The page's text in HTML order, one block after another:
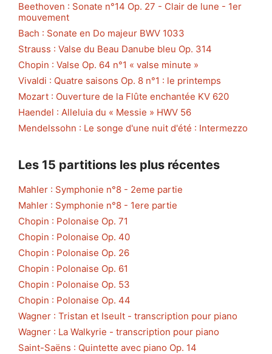
Beethoven : Sonate n°14 Op. 27 - Clair de lune - 1er
mouvement
Bach : Sonate en Do majeur BWV 1033
Strauss : Valse du Beau Danube bleu Op. 314
Chopin : Valse Op. 64 n°1 « valse minute »
Vivaldi : Quatre saisons Op. 8 n°1 : le printemps
Mozart : Ouverture de la Flûte enchantée KV 620
Haendel : Alleluia du « Messie » HWV 56
Mendelssohn : Le songe d'une nuit d'été : Intermezzo
Les 15 partitions les plus récentes
Mahler : Symphonie n°8 - 2eme partie
Mahler : Symphonie n°8 - 1ere partie
Chopin : Polonaise Op. 71
Chopin : Polonaise Op. 40
Chopin : Polonaise Op. 26
Chopin : Polonaise Op. 61
Chopin : Polonaise Op. 53
Chopin : Polonaise Op. 44
Wagner : Tristan et Iseult - transcription pour piano
Wagner : La Walkyrie - transcription pour piano
Saint-Saëns : Quintette avec piano Op. 14